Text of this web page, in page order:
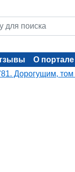
О портале
Дорогущим, том